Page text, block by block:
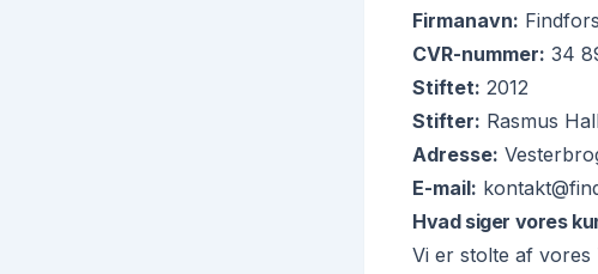
Firmanavn:
CVR-nummer: 34
Stiftet: 2012
Stifter: Rasmus
Adresse:
E-mail:
Hvad siger vores
Vi er stolte af vores